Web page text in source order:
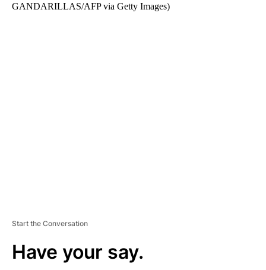
GANDARILLAS/AFP via Getty Images)
Start the Conversation
Have your say.